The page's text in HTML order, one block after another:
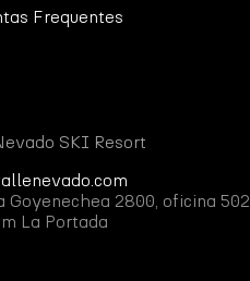
Frequentes
SKI Resort
Goyenechea 2800, oficina 502
La Portada